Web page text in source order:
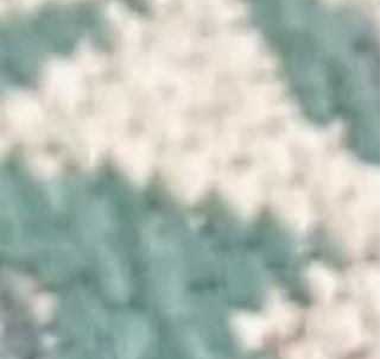
Wasser, Orten und Lebewesen zu erfassen.